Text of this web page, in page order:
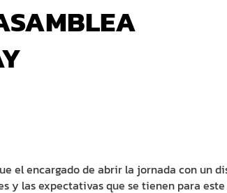
el encargado de abrir la jornada con un
y las expectativas que se tienen para